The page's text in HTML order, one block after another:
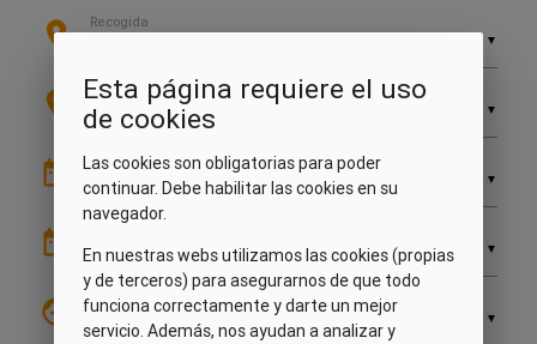
Esta página requiere el uso
de cookies
Las cookies son obligatorias para poder
continuar. Debe habilitar las cookies en su
navegador.
En nuestras webs utilizamos las cookies (propias
y de terceros) para asegurarnos de que todo
funciona correctamente y darte un mejor
servicio. Además, nos ayudan a analizar y
location_on Recogida
▼
location_on Devolución
▼
date_range Recogida
▼
date_range ▼
face Edad conductor
▼